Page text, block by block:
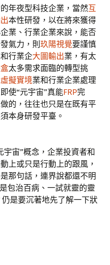
年夜型科技企業，當然互
本性研發，以在將來獲得
業、行業企業來說，能否
氣力，則 玖陽視覺要謹慎
行業企大圖輸出業，有太
太多需求面臨的轉型挑
虛擬實境業和行業企業處理
使“元宇宙”真能FRP完
的，往往也只是在既有平
本身研發平臺。
宇宙”概念，企業投資者和
上或只是行動上的跟風，
那句話，連界說都還不明
包治百病、一試就靈的靈
是要沉著地先了解一下狀